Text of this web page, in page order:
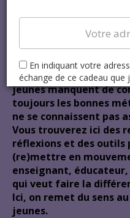
Ce blog est né d’un
jeunes manquent de
toujours les bonnes
ne se connaissent pas
Vous trouverez ici des
réflexions et des outils
(re)mettre en
enseignant,
qui veut faire la
Ici, on remet du sens
jeunes.